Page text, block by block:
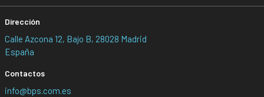
Dirección
Calle Azcona 12, Bajo B, 28028 Madrid
España
Contactos
info@bps.com.es